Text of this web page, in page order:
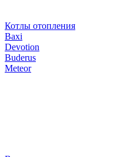
Котлы отопления
Baxi
Devotion
Buderus
Meteor